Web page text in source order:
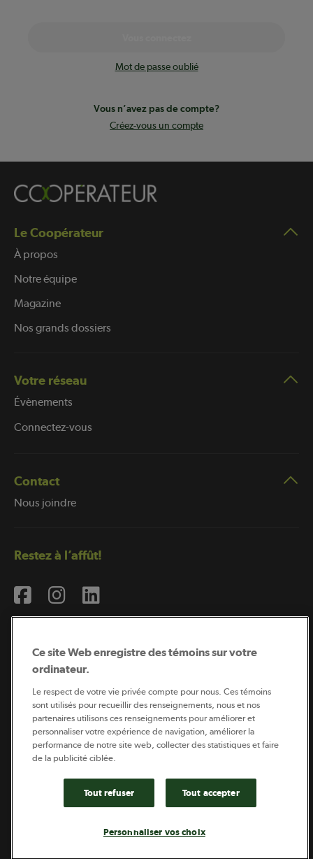
Mot de passe oublié
Vous n’avez pas de compte?
Créez-vous un compte
Le Coopérateur
À propos
Notre équipe
Magazine
Nos grands dossiers
Votre réseau
Évènements
Connectez-vous
Contact
Nous joindre
Restez à l’affût!
Coopérateur est publié par Sollio Groupe Coopératif.
Il est l’outil d’information de la coopération agricole
québécoise.
Ce site Web enregistre des témoins sur votre
ordinateur.
Le respect de votre vie privée compte pour nous. Ces témoins
sont utilisés pour recueillir des renseignements, nous et nos
partenaires utilisons ces renseignements pour améliorer et
personnaliser votre expérience de navigation, améliorer la
performance de notre site web, collecter des statistiques et faire
de la publicité ciblée.
Tout refuser Tout accepter
Personnaliser vos choix